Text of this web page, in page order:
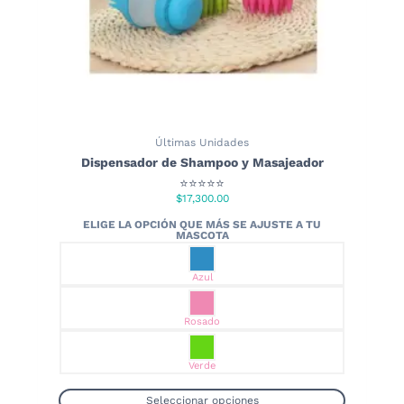
producto
Últimas Unidades
Dispensador de Shampoo y Masajeador
⭐⭐⭐⭐⭐
$17,300.00
Azul
Rosado
Verde
Seleccionar opciones